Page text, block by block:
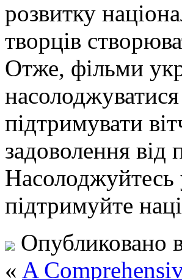
розвитку
творців
Отже, фільми
підтримувати
задоволення від
Насолоджуйтесь
підтримуйте
Опубликовано
« A